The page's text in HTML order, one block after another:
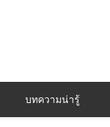
บทความน่ารู้